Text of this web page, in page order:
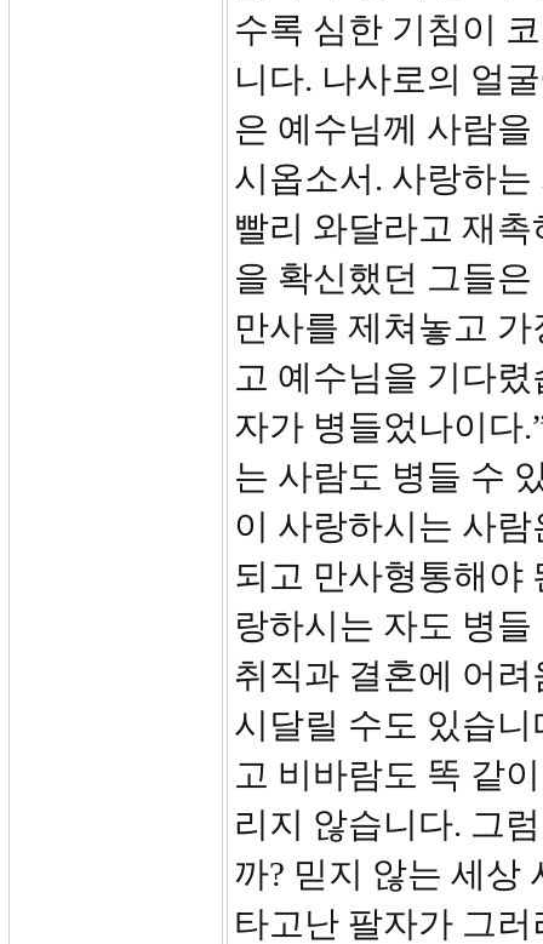
수록 심한 기침이
니다. 나사로의 얼
은 예수님께 사람
시옵소서. 사랑하
빨리 와달라고 재
을 확신했던 그들
만사를 제쳐놓고
고 예수님을 기다
자가 병들었나이다
는 사람도 병들 수
이 사랑하시는 사
되고 만사형통해야
랑하시는 자도 병
취직과 결혼에 어
시달릴 수도 있습
고 비바람도 똑 같
리지 않습니다. 그
까? 믿지 않는 세상
타고난 팔자가 그